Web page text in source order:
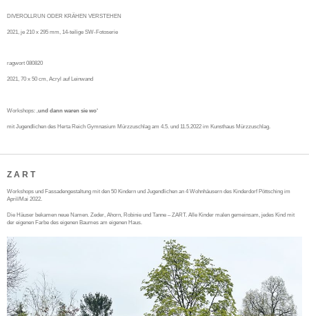
DIVEROLLRUN ODER KRÄHEN VERSTEHEN
2021, je 210 x 295 mm, 14-teilige SW-Fotoserie
ragwort 080820
2021, 70 x 50 cm, Acryl auf Leinwand
Workshops: ‚ und dann waren sie wo‘
mit Jugendlichen des Herta Reich Gymnasium Mürzzuschlag am 4.5. und 11.5.2022 im Kunsthaus Mürzzuschlag.
Z A R T
Workshops und Fassadengestaltung mit den 50 Kindern und Jugendlichen an 4 Wohnhäusern des Kinderdorf Pöttsching im
April/Mai 2022.
Die Häuser bekamen neue Namen. Zeder, Ahorn, Robinie und Tanne – ZART. Alle Kinder malen gemeinsam, jedes Kind mit
der eigenen Farbe des eigenen Baumes am eigenen Haus.